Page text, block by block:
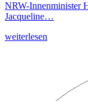
NRW-Innenminister
Jacqueline…
weiterlesen